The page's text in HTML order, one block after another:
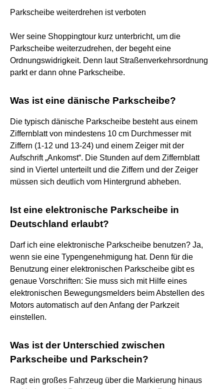
Parkscheibe weiterdrehen ist verboten
Wer seine Shoppingtour kurz unterbricht, um die
Parkscheibe weiterzudrehen, der begeht eine
Ordnungswidrigkeit. Denn laut Straßenverkehrsordnung
parkt er dann ohne Parkscheibe.
Was ist eine dänische Parkscheibe?
Die typisch dänische Parkscheibe besteht aus einem
Ziffernblatt von mindestens 10 cm Durchmesser mit
Ziffern (1-12 und 13-24) und einem Zeiger mit der
Aufschrift „Ankomst“. Die Stunden auf dem Ziffernblatt
sind in Viertel unterteilt und die Ziffern und der Zeiger
müssen sich deutlich vom Hintergrund abheben.
Ist eine elektronische Parkscheibe in
Deutschland erlaubt?
Darf ich eine elektronische Parkscheibe benutzen? Ja,
wenn sie eine Typengenehmigung hat. Denn für die
Benutzung einer elektronischen Parkscheibe gibt es
genaue Vorschriften: Sie muss sich mit Hilfe eines
elektronischen Bewegungsmelders beim Abstellen des
Motors automatisch auf den Anfang der Parkzeit
einstellen.
Was ist der Unterschied zwischen
Parkscheibe und Parkschein?
Ragt ein großes Fahrzeug über die Markierung hinaus